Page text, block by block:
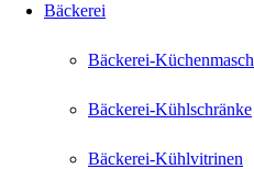
Bäckerei
Bäckerei-
Bäckerei-Kühlschränke
Bäckerei-Kühlvitrinen